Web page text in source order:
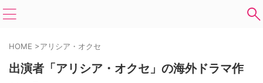
HOME >アリシア・オクセ
出演者「アリシア・オクセ」の海外ドラマ作